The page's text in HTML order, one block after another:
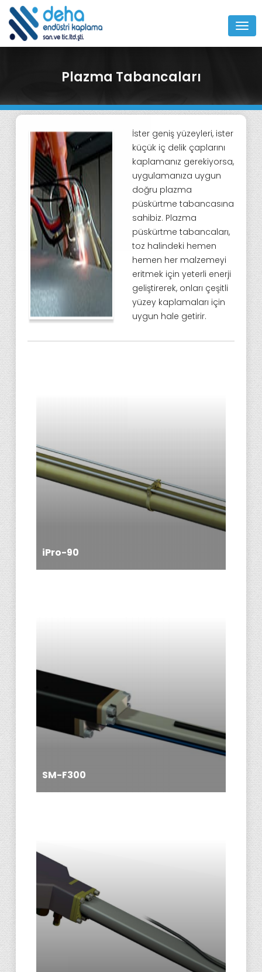
Plazma Tabancaları
İster geniş yüzeyleri, ister
küçük iç delik çaplarını
kaplamanız gerekiyorsa,
uygulamanıza uygun
doğru plazma
püskürtme tabancasına
sahibiz. Plazma
püskürtme tabancaları,
toz halindeki hemen
hemen her malzemeyi
eritmek için yeterli enerji
geliştirerek, onları çeşitli
yüzey kaplamaları için
uygun hale getirir.
iPro-90
SM-F300